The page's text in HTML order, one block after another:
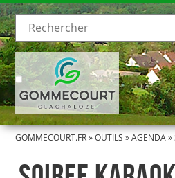
LE VILLAGE
Présentation de
GOMMECOURT.FR»OUTILS »AGENDA»